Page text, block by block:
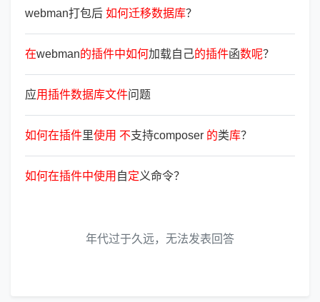
webman打包后 如何迁移数据库？
在webman的插件中如何加载自己的插件函数呢？
应用插件数据库文件问题
如何在插件里使用 不支持composer 的类库？
如何在插件中使用 自定义命令？
年代过于久远，无法发表回答